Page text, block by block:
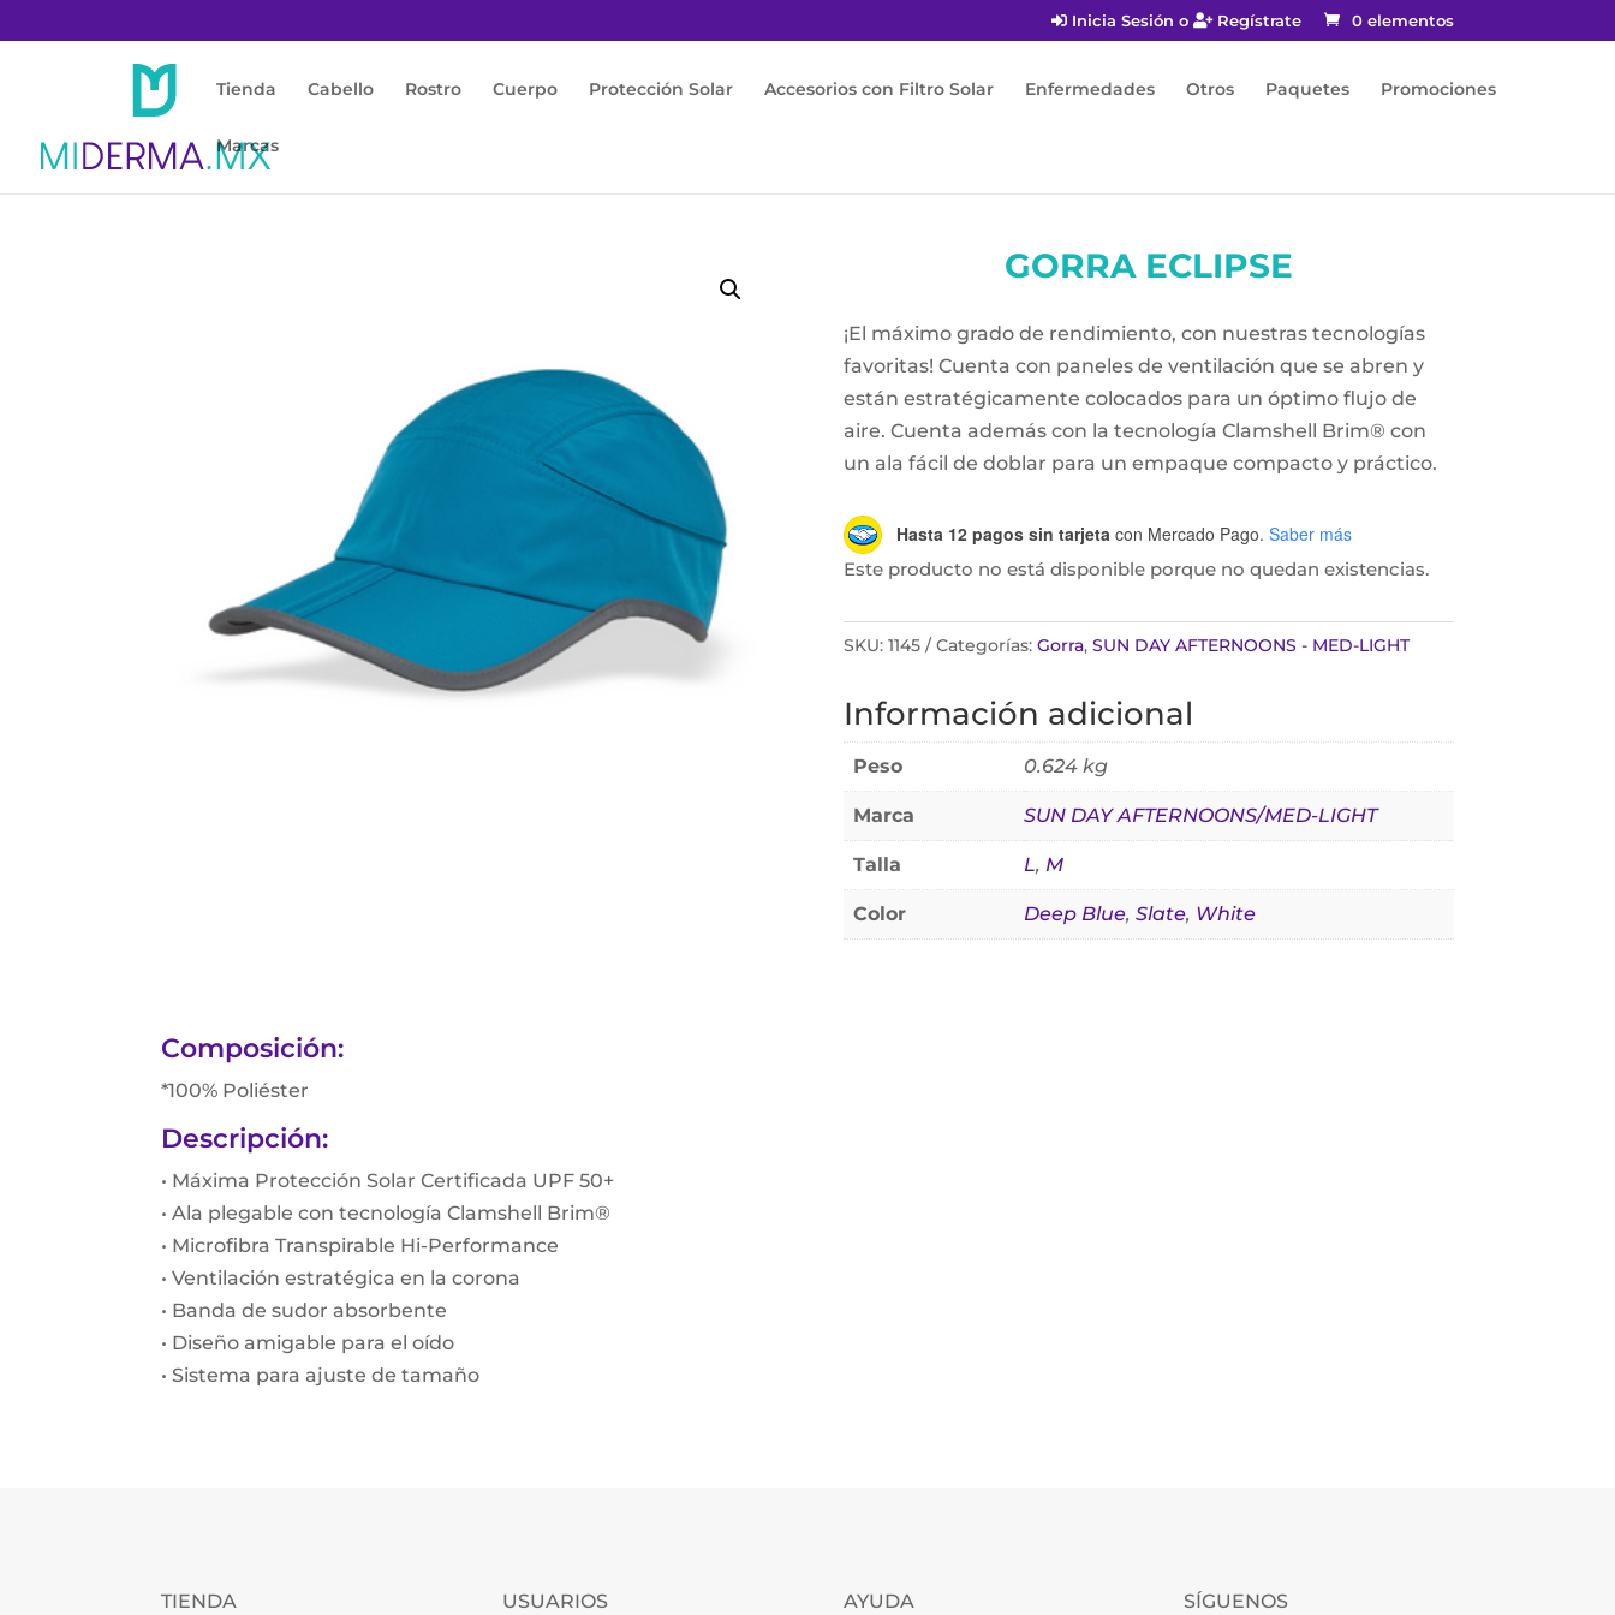
Inicia Sesión o Regístrate 0 elementos
Tienda Cabello Rostro Cuerpo Protección Solar Accesorios con Filtro Solar Enfermedades Otros Paquetes Promociones
Marcas
GORRA ECLIPSE
¡El máximo grado de rendimiento, con nuestras tecnologías
favoritas! Cuenta con paneles de ventilación que se abren y
están estratégicamente colocados para un óptimo flujo de
aire. Cuenta además con la tecnología Clamshell Brim® con
un ala fácil de doblar para un empaque compacto y práctico.
Hasta 12 pagos sin tarjetacon Mercado Pago. Saber más
Este producto no está disponible porque no quedan existencias.
SKU: 1145 Categorías: Gorra, SUN DAY AFTERNOONS - MED-LIGHT
Información adicional
Peso 0.624 kg
Marca SUN DAY AFTERNOONS/MED-LIGHT
Talla L, M
Color Deep Blue, Slate, White
Composición:
*100% Poliéster
Descripción:
• Máxima Protección Solar Certificada UPF 50+
• Ala plegable con tecnología Clamshell Brim®
• Microfibra Transpirable Hi-Performance
• Ventilación estratégica en la corona
• Banda de sudor absorbente
• Diseño amigable para el oído
• Sistema para ajuste de tamaño
TIENDA USUARIOS AYUDA SÍGUENOS